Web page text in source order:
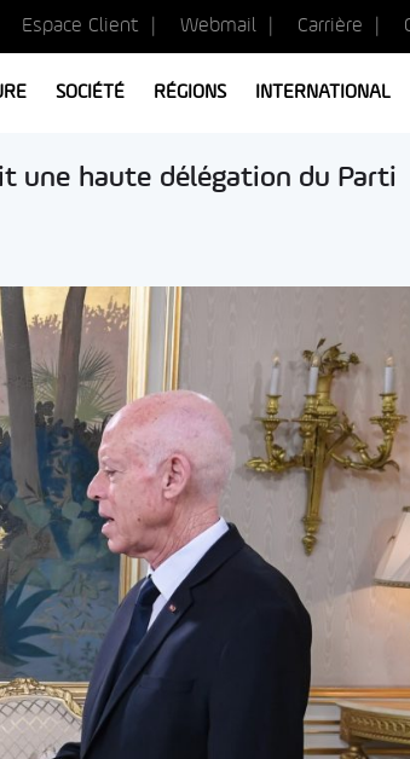
Espace Client Webmail Carrière
SOCIÉTÉ RÉGIONS INTERNATIONAL
une haute délégation du Parti